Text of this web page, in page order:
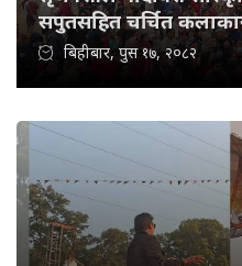
सपुतसहित चर्चित
बिहीबार, पुस १७, २०८२